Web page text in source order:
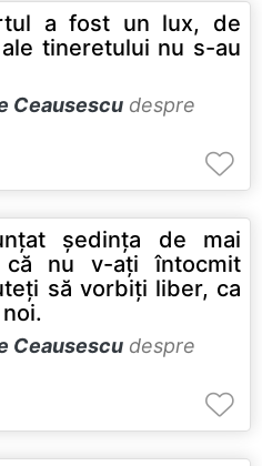
a fost un lux, de
tineretului nu s-au
Ceausescu despre
şedinţa de mai
nu v-aţi întocmit
să vorbiţi liber, ca
Ceausescu despre